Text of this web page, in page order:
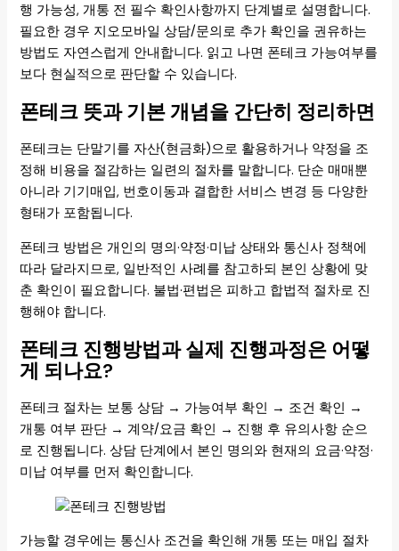
행 가능성, 개통 전 필수 확인사항까지 단계별로 설명합니다.
필요한 경우 지오모바일 상담/문의로 추가 확인을 권유하는
방법도 자연스럽게 안내합니다. 읽고 나면 폰테크 가능여부를
보다 현실적으로 판단할 수 있습니다.
폰테크 뜻과 기본 개념을 간단히 정리하면
폰테크는 단말기를 자산(현금화)으로 활용하거나 약정을 조
정해 비용을 절감하는 일련의 절차를 말합니다. 단순 매매뿐
아니라 기기매입, 번호이동과 결합한 서비스 변경 등 다양한
형태가 포함됩니다.
폰테크 방법은 개인의 명의·약정·미납 상태와 통신사 정책에
따라 달라지므로, 일반적인 사례를 참고하되 본인 상황에 맞
춘 확인이 필요합니다. 불법·편법은 피하고 합법적 절차로 진
행해야 합니다.
폰테크 진행방법과 실제 진행과정은 어떻
게 되나요?
폰테크 절차는 보통 상담 → 가능여부 확인 → 조건 확인 →
개통 여부 판단 → 계약/요금 확인 → 진행 후 유의사항 순으
로 진행됩니다. 상담 단계에서 본인 명의와 현재의 요금·약정·
미납 여부를 먼저 확인합니다.
가능할 경우에는 통신사 조건을 확인해 개통 또는 매입 절차